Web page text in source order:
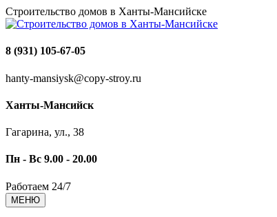
Строительство домов в Ханты-Мансийске
8 (931) 105-67-05
hanty-mansiysk@copy-stroy.ru
Ханты-Мансийск
Гагарина, ул., 38
Пн - Вс 9.00 - 20.00
Работаем 24/7
МЕНЮ